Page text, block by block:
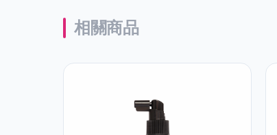
相關商品